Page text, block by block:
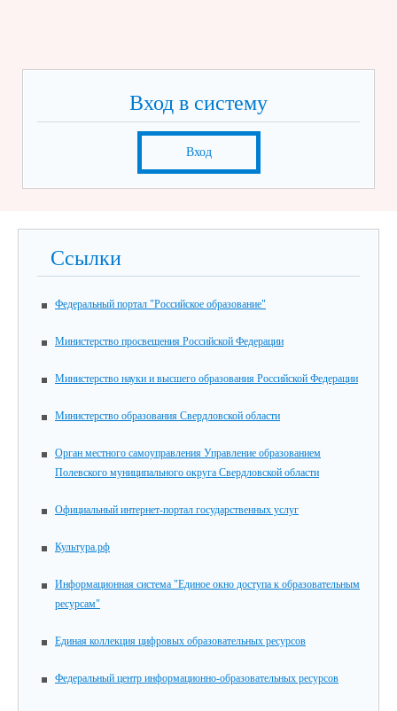
Вход в систему
Вход
Ссылки
Федеральный портал "Российское образование"
Министерство просвещения Российской Федерации
Министерство науки и высшего образования Российской Федерации
Министерство образования Свердловской области
Орган местного самоуправления Управление образованием
Полевского муниципального округа Свердловской области
Официальный интернет-портал государственных услуг
Культура.рф
Информационная система "Единое окно доступа к образовательным
ресурсам"
Единая коллекция цифровых образовательных ресурсов
Федеральный центр информационно-образовательных ресурсов